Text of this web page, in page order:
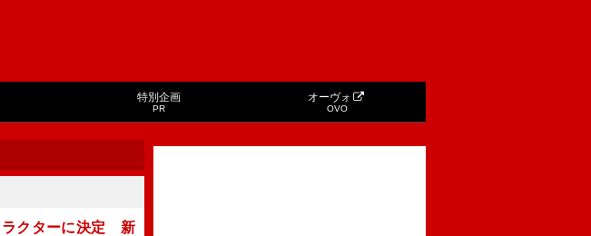
特別企画
PR
オーヴォ
OVO
ラクターに決定 新